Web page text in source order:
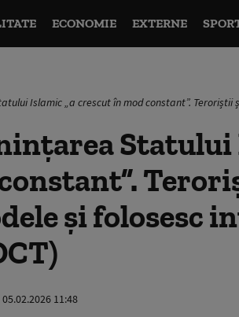
ECONOMIE EXTERNE
Islamic „a crescut în mod constant”.
Statului
și folosesc
05.02.2026 11:48